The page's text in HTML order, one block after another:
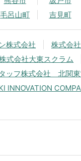
毛呂山町 吉見町
株式会社 株式会
式会社大東スクラム
ッフ株式会社 北関
INNOVATION